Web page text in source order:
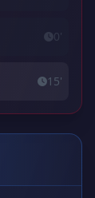
0'
15'